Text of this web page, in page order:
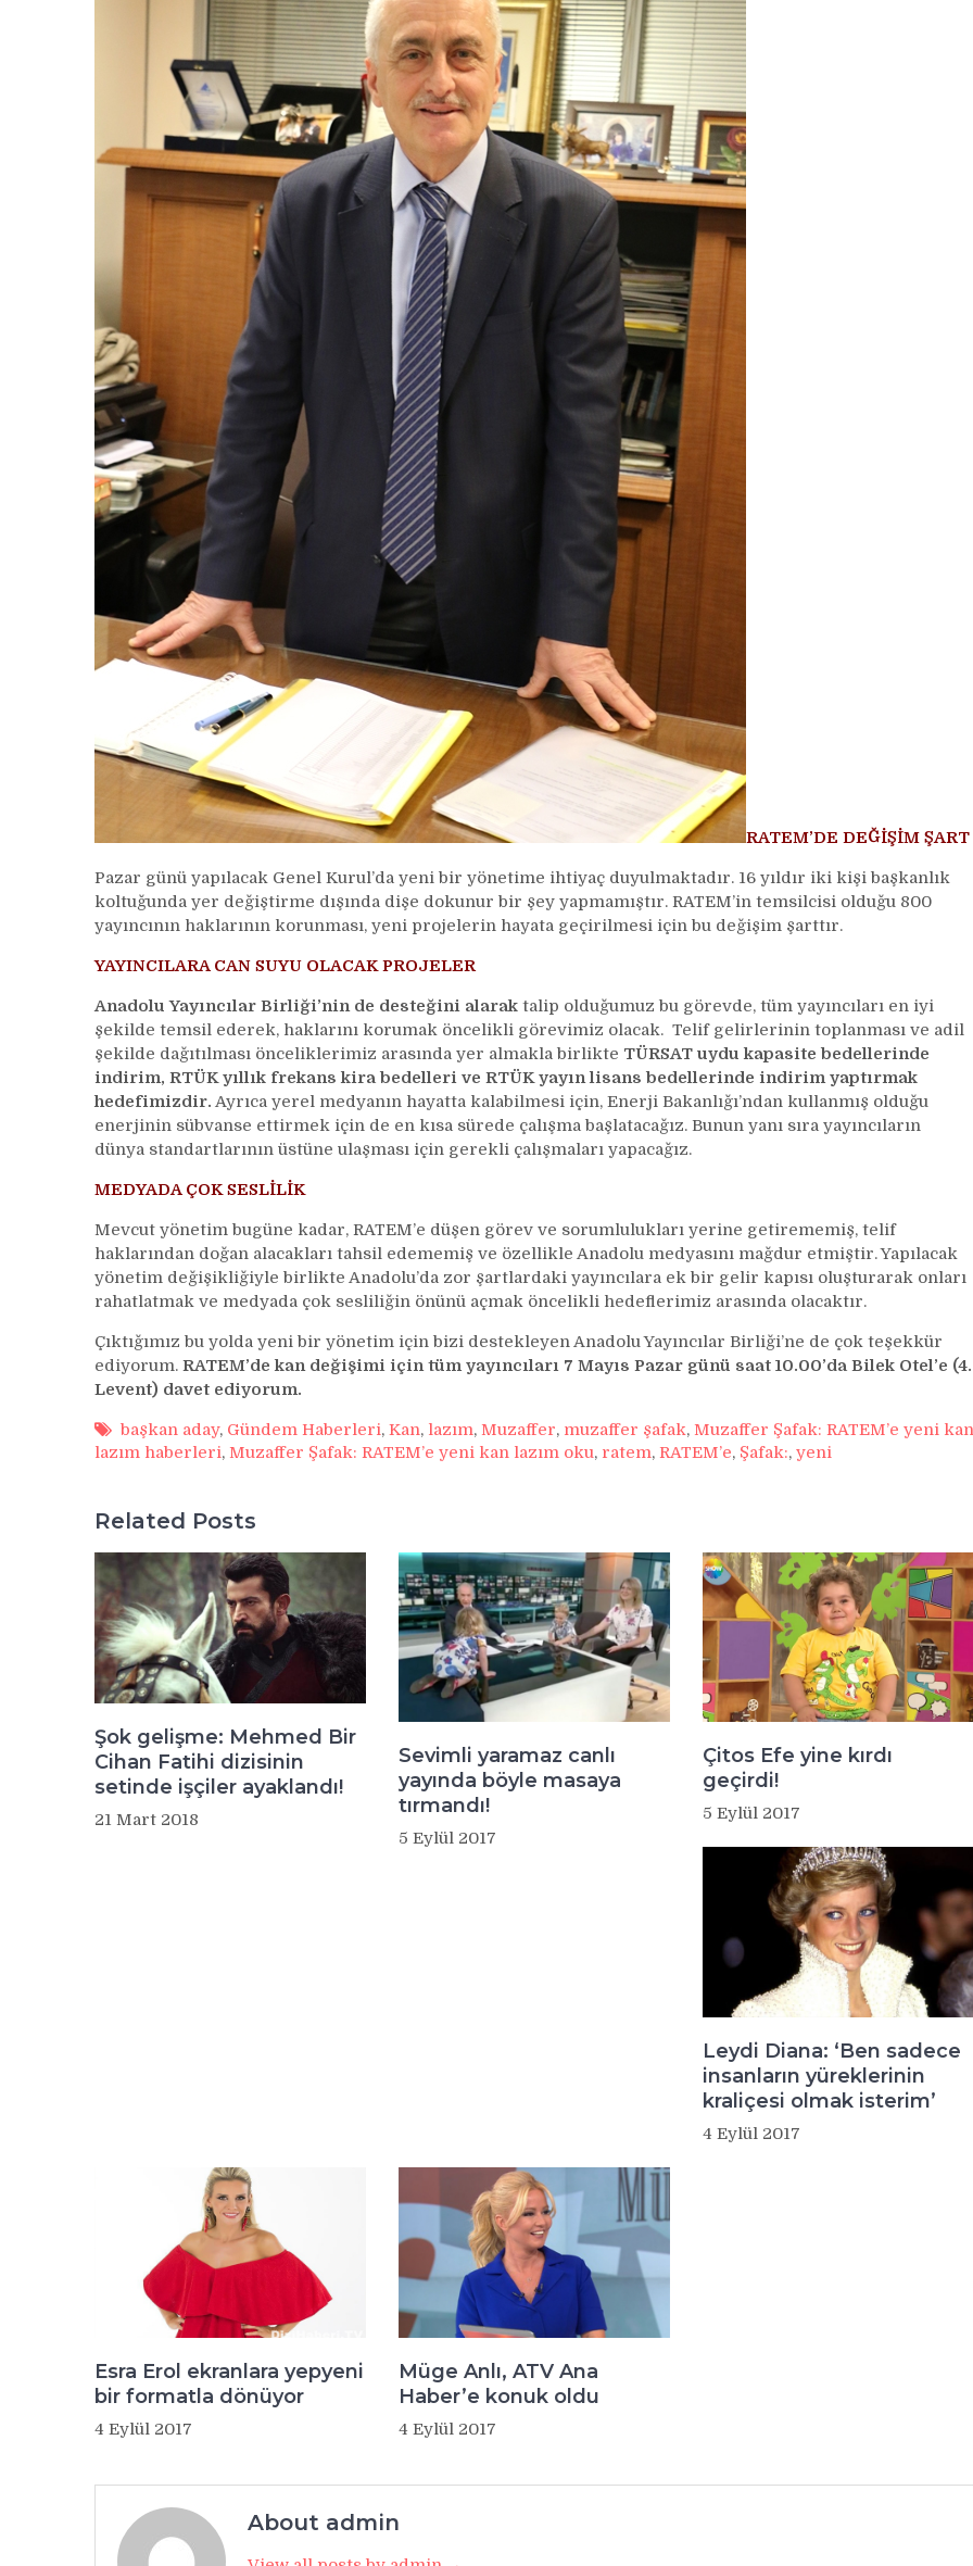
RATEM’DE DEĞİŞİM ŞART
Pazar günü yapılacak Genel Kurul’da yeni bir yönetime ihtiyaç duyulmaktadır. 16 yıldır iki kişi başkanlık
koltuğunda yer değiştirme dışında dişe dokunur bir şey yapmamıştır. RATEM’in temsilcisi olduğu 800
yayıncının haklarının korunması, yeni projelerin hayata geçirilmesi için bu değişim şarttır.
YAYINCILARA CAN SUYU OLACAK PROJELER
Anadolu Yayıncılar Birliği’nin de desteğini alarak talip olduğumuz bu görevde, tüm yayıncıları en iyi
şekilde temsil ederek, haklarını korumak öncelikli görevimiz olacak. Telif gelirlerinin toplanması ve adil
şekilde dağıtılması önceliklerimiz arasında yer almakla birlikte TÜRSAT uydu kapasite bedellerinde
indirim, RTÜK yıllık frekans kira bedelleri ve RTÜK yayın lisans bedellerinde indirim yaptırmak
hedefimizdir. Ayrıca yerel medyanın hayatta kalabilmesi için, Enerji Bakanlığı’ndan kullanmış olduğu
enerjinin sübvanse ettirmek için de en kısa sürede çalışma başlatacağız. Bunun yanı sıra yayıncıların
dünya standartlarının üstüne ulaşması için gerekli çalışmaları yapacağız.
MEDYADA ÇOK SESLİLİK
Mevcut yönetim bugüne kadar, RATEM’e düşen görev ve sorumlulukları yerine getirememiş, telif
haklarından doğan alacakları tahsil edememiş ve özellikle Anadolu medyasını mağdur etmiştir. Yapılacak
yönetim değişikliğiyle birlikte Anadolu’da zor şartlardaki yayıncılara ek bir gelir kapısı oluşturarak onları
rahatlatmak ve medyada çok sesliliğin önünü açmak öncelikli hedeflerimiz arasında olacaktır.
Çıktığımız bu yolda yeni bir yönetim için bizi destekleyen Anadolu Yayıncılar Birliği’ne de çok teşekkür
ediyorum. RATEM’de kan değişimi için tüm yayıncıları 7 Mayıs Pazar günü saat 10.00’da Bilek Otel’e (4.
Levent) davet ediyorum.
başkan aday, Gündem Haberleri, Kan, lazım, Muzaffer, muzaffer şafak, Muzaffer Şafak: RATEM’e yeni kan
lazım haberleri, Muzaffer Şafak: RATEM’e yeni kan lazım oku, ratem, RATEM’e, Şafak:, yeni
Related Posts
Şok gelişme: Mehmed Bir
Cihan Fatihi dizisinin
setinde işçiler ayaklandı!
21 Mart 2018
Sevimli yaramaz canlı
yayında böyle masaya
tırmandı!
5 Eylül 2017
Çitos Efe yine kırdı
geçirdi!
5 Eylül 2017
Leydi Diana: ‘Ben sadece
insanların yüreklerinin
kraliçesi olmak isterim’
4 Eylül 2017
Esra Erol ekranlara yepyeni
bir formatla dönüyor
4 Eylül 2017
Müge Anlı, ATV Ana
Haber’e konuk oldu
4 Eylül 2017
About admin